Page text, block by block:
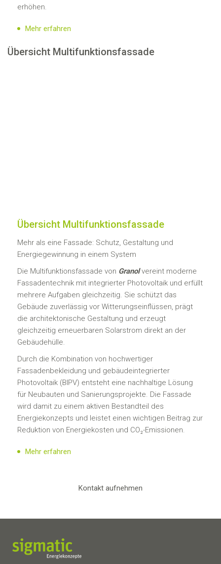
erhöhen.
Mehr erfahren
Übersicht Multifunktionsfassade
Übersicht Multifunktionsfassade
Mehr als eine Fassade: Schutz, Gestaltung und
Energiegewinnung in einem System
Die Multifunktionsfassade von Granolvereint moderne
Fassadentechnik mit integrierter Photovoltaik und erfüllt
mehrere Aufgaben gleichzeitig. Sie schützt das
Gebäude zuverlässig vor Witterungseinflüssen, prägt
die architektonische Gestaltung und erzeugt
gleichzeitig erneuerbaren Solarstrom direkt an der
Gebäudehülle.
Durch die Kombination von hochwertiger
Fassadenbekleidung und gebäudeintegrierter
Photovoltaik (BIPV) entsteht eine nachhaltige Lösung
für Neubauten und Sanierungsprojekte. Die Fassade
wird damit zu einem aktiven Bestandteil des
Energiekonzepts und leistet einen wichtigen Beitrag zur
Reduktion von Energiekosten und CO₂-Emissionen.
Mehr erfahren
Kontakt aufnehmen